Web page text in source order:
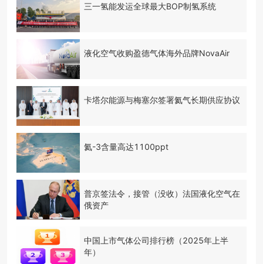
三一氢能发运全球最大BOP制氢系统
液化空气收购盈德气体海外品牌NovaAir
卡塔尔能源与梅塞尔签署氦气长期供应协议
氦-3含量高达1100ppt
普京签法令，接管（没收）法国液化空气在
俄资产
中国上市气体公司排行榜（2025年上半
年）